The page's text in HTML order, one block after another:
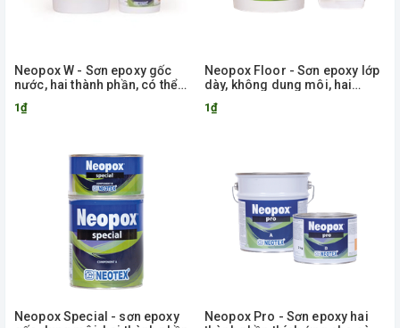
Neopox W - Sơn epoxy gốc
nước, hai thành phần, có thể
1₫
Neopox Floor - Sơn epoxy lớp
dày, không dung môi, hai
1₫
Neopox Special - sơn epoxy
Neopox Pro - Sơn epoxy hai